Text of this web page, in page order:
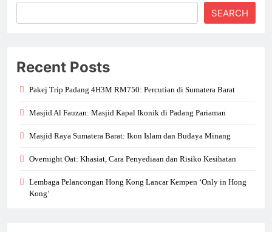
SEARCH
Recent Posts
Pakej Trip Padang 4H3M RM750: Percutian di Sumatera Barat
Masjid Al Fauzan: Masjid Kapal Ikonik di Padang Pariaman
Masjid Raya Sumatera Barat: Ikon Islam dan Budaya Minang
Overnight Oat: Khasiat, Cara Penyediaan dan Risiko Kesihatan
Lembaga Pelancongan Hong Kong Lancar Kempen ‘Only in Hong
Kong’